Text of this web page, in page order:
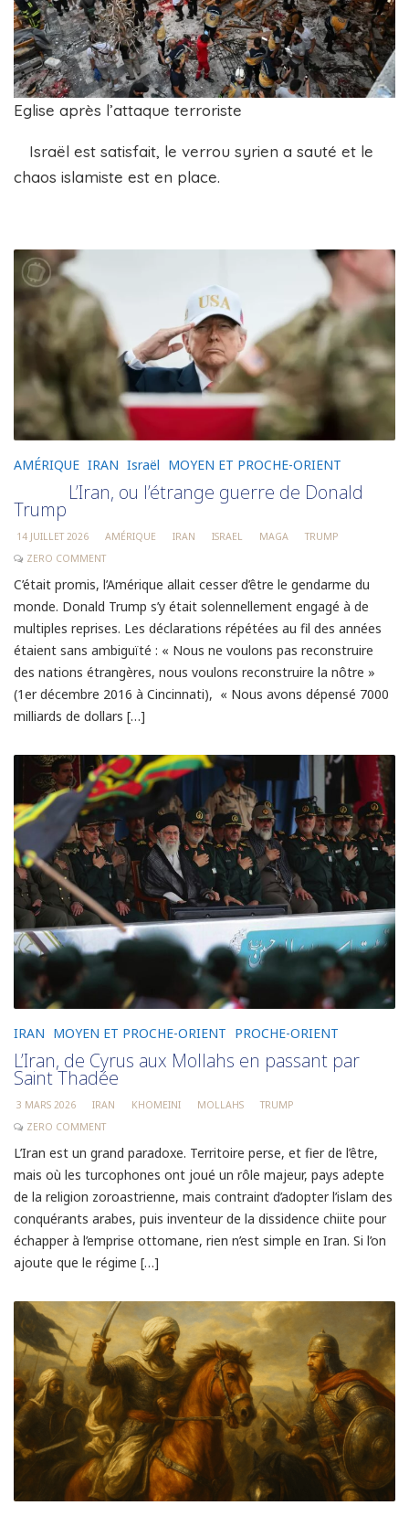
Eglise après l’attaque terroriste
Israël est satisfait, le verrou syrien a sauté et le
chaos islamiste est en place.
AMÉRIQUE IRAN Israël MOYEN ET PROCHE-ORIENT
L’Iran, ou l’étrange guerre de Donald
Trump
14 JUILLET 2026 AMÉRIQUE IRAN ISRAEL MAGA
TRUMP
ZERO COMMENT
C’était promis, l’Amérique allait cesser d’être le gendarme du
monde. Donald Trump s’y était solennellement engagé à de
multiples reprises. Les déclarations répétées au fil des années
étaient sans ambiguïté : « Nous ne voulons pas reconstruire
des nations étrangères, nous voulons reconstruire la nôtre »
(1er décembre 2016 à Cincinnati), « Nous avons dépensé 7000
milliards de dollars […]
IRAN MOYEN ET PROCHE-ORIENT PROCHE-ORIENT
L’Iran, de Cyrus aux Mollahs en passant par
Saint Thadée
3 MARS 2026 IRAN KHOMEINI MOLLAHS
TRUMP
ZERO COMMENT
L’Iran est un grand paradoxe. Territoire perse, et fier de l’être,
mais où les turcophones ont joué un rôle majeur, pays adepte
de la religion zoroastrienne, mais contraint d’adopter l’islam des
conquérants arabes, puis inventeur de la dissidence chiite pour
échapper à l’emprise ottomane, rien n’est simple en Iran. Si l’on
ajoute que le régime […]